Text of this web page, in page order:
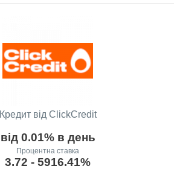
Кредит від ClickCredit
від 0.01% в день
Процентна ставка
3.72 - 5916.41%